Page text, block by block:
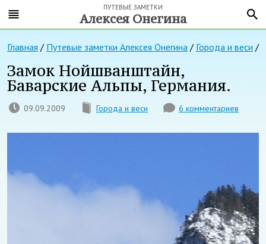
ПУТЕВЫЕ ЗАМЕТКИ
Алексея Онегина
Главная / Путевые заметки Алексея Онегина / Города и веси /
Замок Нойшванштайн,
Баварские Альпы, Германия.
09.09.2009 Города и веси 6 комментариев